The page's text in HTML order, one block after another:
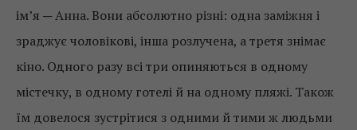
ім’я ─ Анна. Вони абсолютно різні: одна заміжня і
зраджує чоловікові, інша розлучена, а третя знімає
кіно. Одного разу всі три опиняються в одному
містечку, в одному готелі й на одному пляжі. Також
їм довелося зустрітися з одними й тими ж людьми